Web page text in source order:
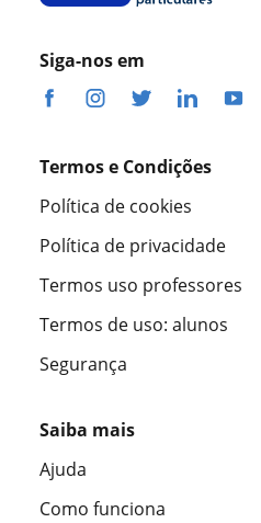
Siga-nos em
Termos e Condições
Política de cookies
Política de privacidade
Termos uso professores
Termos de uso: alunos
Segurança
Saiba mais
Ajuda
Como funciona